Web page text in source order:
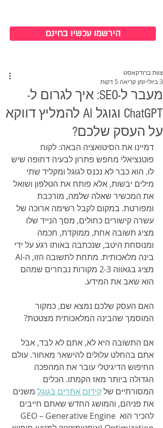
הירשמו עכשיו בחינם
מעבר ל-SEO: איך לגרום ל-
ChatGPT וגוגל AI להמליץ דווקא
על העסק שלכם?
צוות ברודקאסט
3 ביולי
זמן קריאה 5 דקות
דמיינו את הסיטואציה הבאה: לקוח
פוטנציאלי מחפש פתרון לבעיה דחופה שיש
לו. הוא כבר לא נכנס לגוגל ומקליד שתי
מילים יבשות, אלא פותח את הטלפון ושואל
את המכשיר שאלה שלמה, מורכבת
ומפורטת. במקום לקבל רשימה ארוכה של
עשרה קישורים כחולים, מסך הנייד שלו
מציג תשובה אחת, ממוקדת, חכמה
ומנוסחת היטב, שנכתבה באותו רגע על ידי
מציג בגאווה 2-3 מקורות נבחרים שמהם
הוא שאב את המידע.
האם העסק שלכם נמצא שם, כמקור
המוסמך שהבינה המלאכותית מצטטת?
אם התשובה היא לא, אתם לא לבד, אבל
אתם בהחלט עלולים להישאר מאחור. עולם
החיפוש הדיגיטלי עובר את המהפכה
הגדולה ביותר מאז הקמתו. הכלים
המסורתיים של קידום אתרים בגוגל משנים
את פניהם, והמושג החדש שאתם חייבים
להכיר הוא GEO – Generative Engine